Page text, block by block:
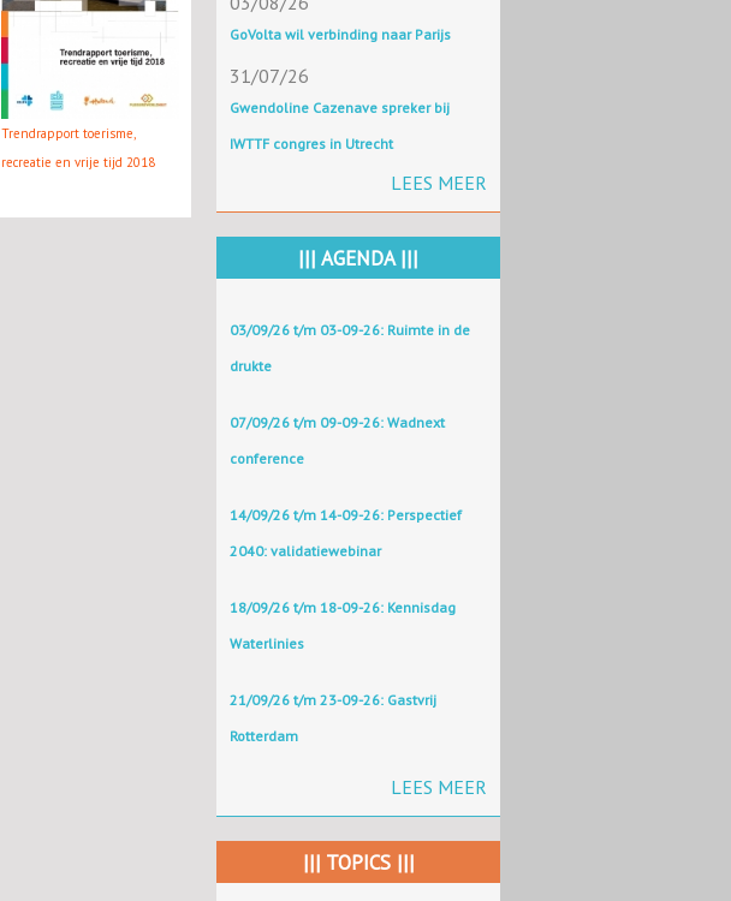
Trendrapport toerisme,
recreatie en vrije tijd 2018
GoVolta wil verbinding naar Parijs
31/07/26
Gwendoline Cazenave spreker bij
IWTTF congres in Utrecht
LEES MEER
||| AGENDA |||
03/09/26 t/m 03-09-26: Ruimte in de
drukte
07/09/26 t/m 09-09-26: Wadnext
conference
14/09/26 t/m 14-09-26: Perspectief
2040: validatiewebinar
18/09/26 t/m 18-09-26: Kennisdag
Waterlinies
21/09/26 t/m 23-09-26: Gastvrij
Rotterdam
LEES MEER
||| TOPICS |||